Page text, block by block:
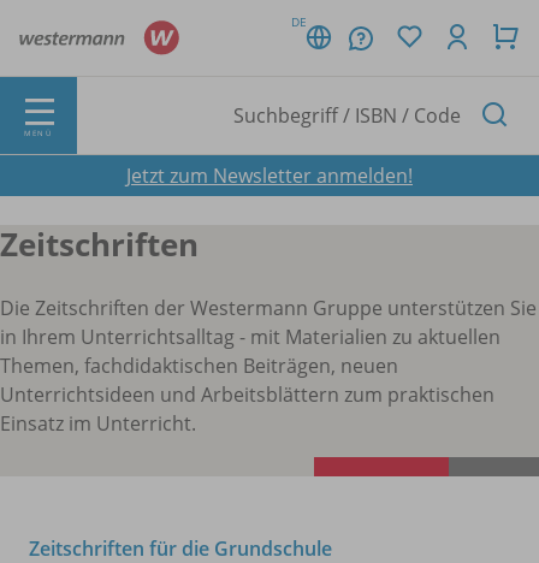
DE
MENÜ
Jetzt zum Newsletter anmelden!
Zeitschriften
Die Zeitschriften der Westermann Gruppe unterstützen Sie
in Ihrem Unterrichtsalltag - mit Materialien zu aktuellen
Themen, fachdidaktischen Beiträgen, neuen
Unterrichtsideen und Arbeitsblättern zum praktischen
Einsatz im Unterricht.
Zeitschriften für die Grundschule